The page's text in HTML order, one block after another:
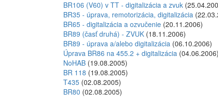
BR106 (V60) v TT - digitalizácia a zvuk
BR35 - úprava, remotorizácia, digitalizácia
BR65 - digitalizácia a ozvučenie (20.11.2006)
BR89 (časť druhá) - ZVUK (18.11.2006)
BR89 - úprava a/alebo digitalizácia (06.10.2006)
Úprava BR86 na 455.2 + digitalizácia
NoHAB (19.08.2005)
BR 118 (19.08.2005)
T435 (02.08.2005)
BR80 (02.08.2005)